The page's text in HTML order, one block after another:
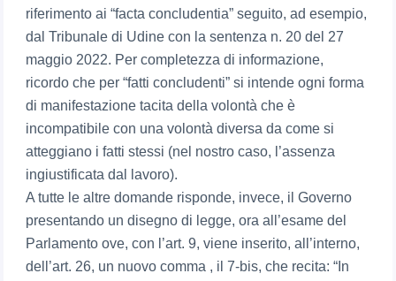
riferimento ai “facta concludentia” seguito, ad esempio,
dal Tribunale di Udine con la sentenza n. 20 del 27
maggio 2022. Per completezza di informazione,
ricordo che per “fatti concludenti” si intende ogni forma
di manifestazione tacita della volontà che è
incompatibile con una volontà diversa da come si
atteggiano i fatti stessi (nel nostro caso, l’assenza
ingiustificata dal lavoro).
A tutte le altre domande risponde, invece, il Governo
presentando un disegno di legge, ora all’esame del
Parlamento ove, con l’art. 9, viene inserito, all’interno,
dell’art. 26, un nuovo comma , il 7-bis, che recita: “In